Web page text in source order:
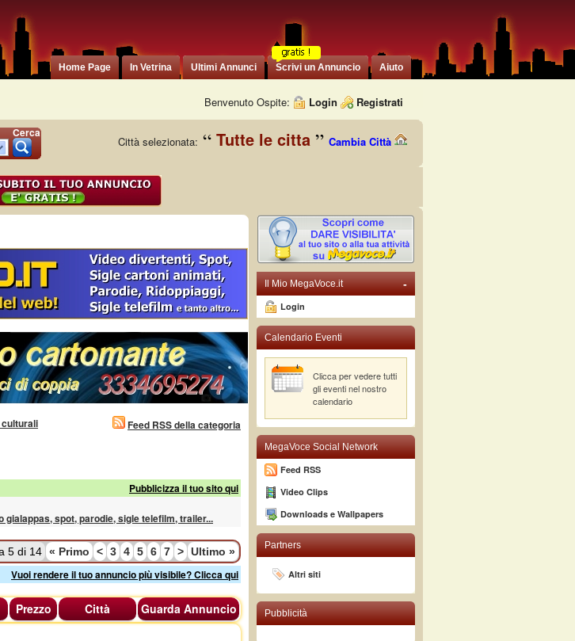
Home Page In Vetrina Ultimi Annunci Scrivi un Annuncio Aiuto
Benvenuto Ospite: Login Registrati
Cerca
Città selezionata: Tutte le citta Cambia Città
Feed RSS della categoria
Pubblicizza il tuo sito qui
spot, parodie, sigle telefilm, trailer...
5 di 14 « Primo < 3 4 5 6 7 > Ultimo »
Vuoi rendere il tuo annuncio più visibile? Clicca qui
Prezzo Città Guarda Annuncio
-
Il Mio MegaVoce.it
Login
Calendario Eventi
Clicca per vedere tutti
gli eventi nel nostro
calendario
MegaVoce Social Network
Feed RSS
Video Clips
Downloads e Wallpapers
Partners
Altri siti
Pubblicità